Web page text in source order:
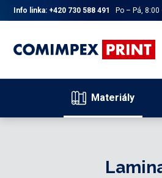
Info linka: +420 730 588 491 Po – Pá, 8:00
Materiály